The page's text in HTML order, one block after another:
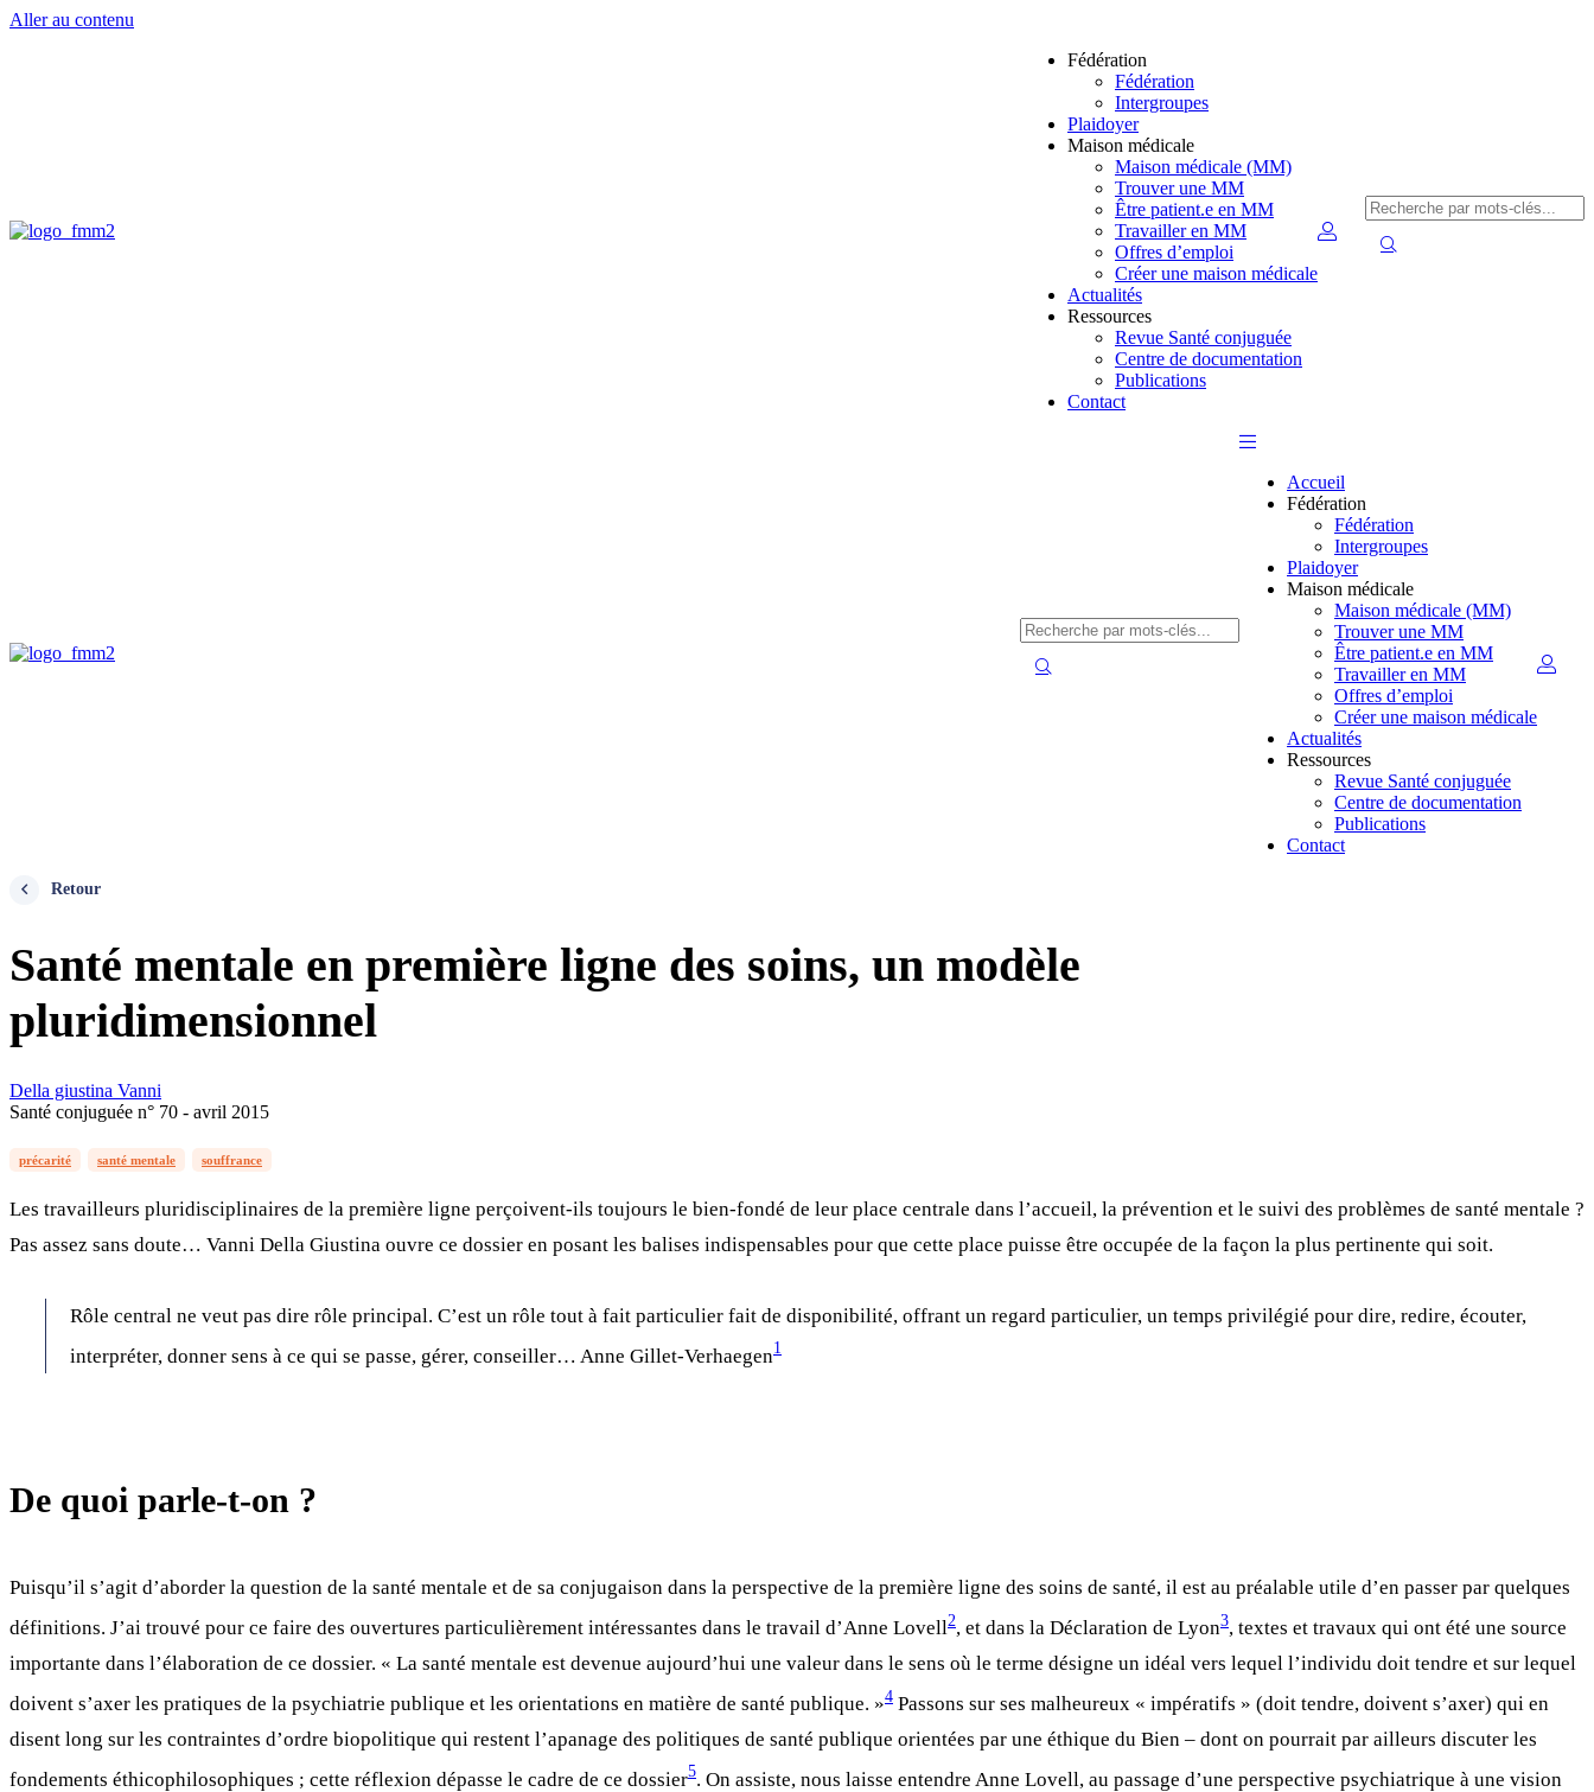
Aller au contenu
Fédération
Fédération
Intergroupes
Plaidoyer
Maison médicale
Maison médicale (MM)
Trouver une MM
Être patient.e en MM
Travailler en MM
Offres d’emploi
Créer une maison médicale
Actualités
Ressources
Revue Santé conjuguée
Centre de documentation
Publications
Contact
Accueil
Fédération
Fédération
Intergroupes
Plaidoyer
Maison médicale
Maison médicale (MM)
Trouver une MM
Être patient.e en MM
Travailler en MM
Offres d’emploi
Créer une maison médicale
Actualités
Ressources
Revue Santé conjuguée
Centre de documentation
Publications
Contact
Retour
Santé mentale en première ligne des soins, un modèle
pluridimensionnel
Della giustina Vanni
Santé conjuguée n° 70 - avril 2015
précarité santé mentale souffrance
Les travailleurs pluridisciplinaires de la première ligne perçoivent-ils toujours le bien-fondé de leur place centrale dans l’accueil, la prévention et le suivi des problèmes de santé mentale ?
Pas assez sans doute… Vanni Della Giustina ouvre ce dossier en posant les balises indispensables pour que cette place puisse être occupée de la façon la plus pertinente qui soit.
Rôle central ne veut pas dire rôle principal. C’est un rôle tout à fait particulier fait de disponibilité, offrant un regard particulier, un temps privilégié pour dire, redire, écouter,
interpréter, donner sens à ce qui se passe, gérer, conseiller… Anne Gillet-Verhaegen1
De quoi parle-t-on ?
Puisqu’il s’agit d’aborder la question de la santé mentale et de sa conjugaison dans la perspective de la première ligne des soins de santé, il est au préalable utile d’en passer par quelques
définitions. J’ai trouvé pour ce faire des ouvertures particulièrement intéressantes dans le travail d’Anne Lovell2, et dans la Déclaration de Lyon3, textes et travaux qui ont été une source
importante dans l’élaboration de ce dossier. « La santé mentale est devenue aujourd’hui une valeur dans le sens où le terme désigne un idéal vers lequel l’individu doit tendre et sur lequel
doivent s’axer les pratiques de la psychiatrie publique et les orientations en matière de santé publique. »4 Passons sur ses malheureux « impératifs » (doit tendre, doivent s’axer) qui en
disent long sur les contraintes d’ordre biopolitique qui restent l’apanage des politiques de santé publique orientées par une éthique du Bien – dont on pourrait par ailleurs discuter les
fondements éthicophilosophiques ; cette réflexion dépasse le cadre de ce dossier5. On assiste, nous laisse entendre Anne Lovell, au passage d’une perspective psychiatrique à une vision